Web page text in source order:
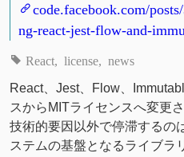
code.facebook.com/
ng-react-jest-flow-and-
React license news
React、Jest、Flow、
スからMITライセンスへ変更さ
技術的要因以外で停滞するの
ステムの基盤となるライブラ